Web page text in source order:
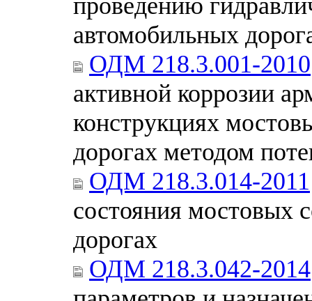
автомобильных
ОДМ 218.3.001-2010
активной коррозии
конструкциях
дорогах методом
ОДМ 218.3.014-2011
состояния мостовых
дорогах
ОДМ 218.3.042-2014